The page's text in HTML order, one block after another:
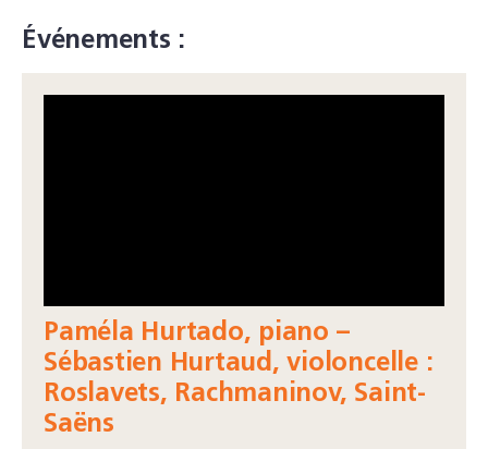
Événements :
Paméla Hurtado, piano –
Sébastien Hurtaud, violoncelle :
Roslavets, Rachmaninov, Saint-
Saëns